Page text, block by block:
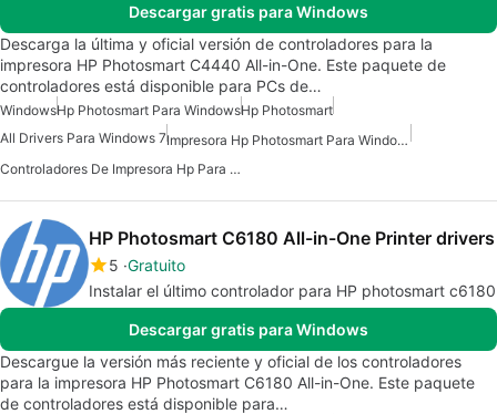
Descargar gratis para Windows
Descarga la última y oficial versión de controladores para la
impresora HP Photosmart C4440 All-in-One. Este paquete de
controladores está disponible para PCs de…
WindowsHp Photosmart Para WindowsHp Photosmart
All Drivers Para Windows 7
Impresora Hp Photosmart Para Windows 7
Controladores De Impresora Hp Para Windows
HP Photosmart C6180 All-in-One Printer drivers
5 Gratuito
Instalar el último controlador para HP photosmart c6180
Descargar gratis para Windows
Descargue la versión más reciente y oficial de los controladores
para la impresora HP Photosmart C6180 All-in-One. Este paquete
de controladores está disponible para…